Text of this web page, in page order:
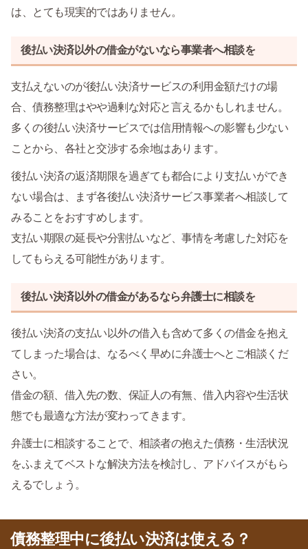
は、とても現実的ではありません。
後払い決済以外の借金がないなら事業者へ相談を
支払えないのが後払い決済サービスの利用金額だけの場
合、債務整理はやや過剰な対応と言えるかもしれません。
多くの後払い決済サービスでは信用情報への影響も少ない
ことから、各社と交渉する余地はあります。
後払い決済の返済期限を過ぎても都合により支払いができ
ない場合は、まず各後払い決済サービス事業者へ相談して
みることをおすすめします。
支払い期限の延長や分割払いなど、事情を考慮した対応を
してもらえる可能性があります。
後払い決済以外の借金があるなら弁護士に相談を
後払い決済の支払い以外の借入も含めて多くの借金を抱え
てしまった場合は、なるべく早めに弁護士へとご相談くだ
さい。
借金の額、借入先の数、保証人の有無、借入内容や生活状
態でも最適な方法が変わってきます。
弁護士に相談することで、相談者の抱えた債務・生活状況
をふまえてベストな解決方法を検討し、アドバイスがもら
えるでしょう。
債務整理中に後払い決済は使える？